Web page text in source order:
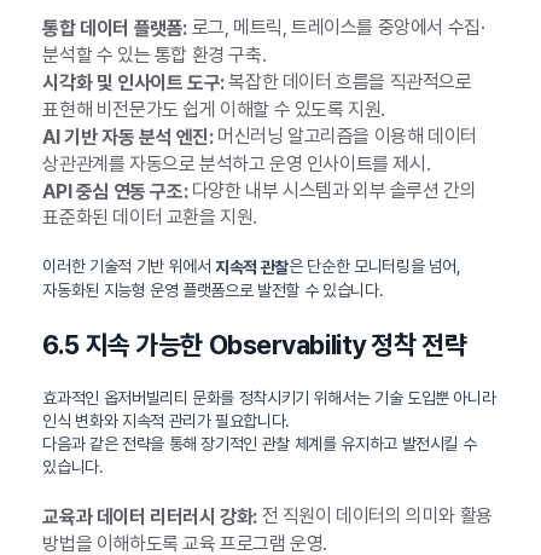
통합 데이터 플랫폼:로그, 메트릭, 트레이스를 중앙에서 수집·
분석할 수 있는 통합 환경 구축.
시각화 및 인사이트 도구:복잡한 데이터 흐름을 직관적으로
표현해 비전문가도 쉽게 이해할 수 있도록 지원.
AI 기반 자동 분석 엔진:머신러닝 알고리즘을 이용해 데이터
상관관계를 자동으로 분석하고 운영 인사이트를 제시.
API 중심 연동 구조:다양한 내부 시스템과 외부 솔루션 간의
표준화된 데이터 교환을 지원.
이러한 기술적 기반 위에서지속적 관찰은 단순한 모니터링을 넘어,
자동화된 지능형 운영 플랫폼으로 발전할 수 있습니다.
6.5 지속 가능한 Observability 정착 전략
효과적인 옵저버빌리티 문화를 정착시키기 위해서는 기술 도입뿐 아니라
인식 변화와 지속적 관리가 필요합니다.
다음과 같은 전략을 통해 장기적인 관찰 체계를 유지하고 발전시킬 수
있습니다.
교육과 데이터 리터러시 강화:전 직원이 데이터의 의미와 활용
방법을 이해하도록 교육 프로그램 운영.